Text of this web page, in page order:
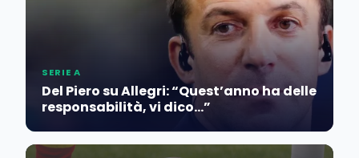
SERIE A
Del Piero su Allegri: “Quest’anno ha delle
responsabilità, vi dico…”